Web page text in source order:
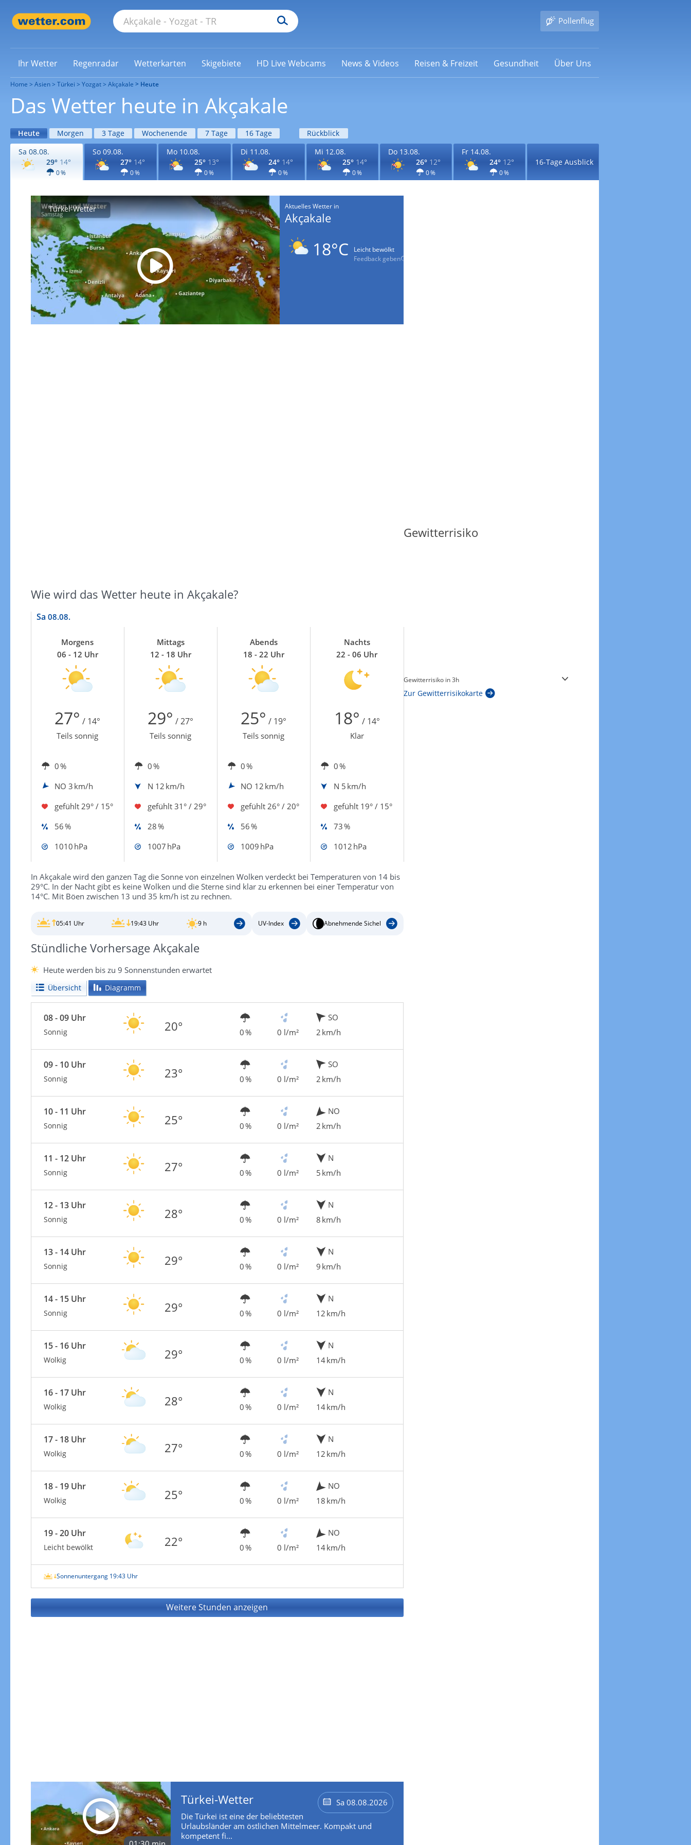
Pollenflug
Ihr Wetter Regenradar Wetterkarten Skigebiete HD Live Webcams News & Videos Reisen & Freizeit Gesundheit Über Uns
Home Asien Türkei Yozgat Akçakale Heute
Das Wetter heute in Akçakale
Heute Morgen 3 Tage Wochenende 7 Tage 16 Tage
Rückblick
Sa 08.08.
29° 14°
0 %
So 09.08.
27° 14°
0 %
Mo 10.08.
25° 13°
0 %
Di 11.08.
24° 14°
0 %
Mi 12.08.
25° 14°
0 %
Do 13.08.
26° 12°
0 %
Fr 14.08.
24° 12°
0 %
16-Tage Ausblick
Türkei-Wetter Aktuelles Wetter in
Akçakale
18°C
Leicht bewölkt
Feedback geben
Wie wird das Wetter heute in Akçakale?
Sa 08.08.
Morgens
06 - 12 Uhr
Mittags
12 - 18 Uhr
Abends
18 - 22 Uhr
Nachts
22 - 06 Uhr
27° / 14° 29° / 27° 25° / 19° 18° / 14°
Teils sonnig Teils sonnig Teils sonnig Klar
0 % 0 % 0 %
0 %
NO 3 km/h N 12 km/h NO 12 km/h N 5 km/h
gefühlt 29° / 15° gefühlt 31° / 29° gefühlt 26° / 20° gefühlt 19° / 15°
56 %
28 % 56 %
73 %
1010 hPa
1007 hPa 1009 hPa 1012 hPa
In Akçakale wird den ganzen Tag die Sonne von einzelnen Wolken verdeckt bei Temperaturen von 14 bis
29°C. In der Nacht gibt es keine Wolken und die Sterne sind klar zu erkennen bei einer Temperatur von
14°C. Mit Böen zwischen 13 und 35 km/h ist zu rechnen.
05:41 Uhr 19:43 Uhr 9 h UV-Index Abnehmende Sichel
Stündliche Vorhersage Akçakale
Heute werden bis zu 9 Sonnenstunden erwartet
Übersicht Diagramm
08 - 09 Uhr
Sonnig 20° 0 % 0 l/m²
SO
2 km/h
09 - 10 Uhr
Sonnig 23° 0 % 0 l/m²
SO
2 km/h
10 - 11 Uhr
Sonnig 25° 0 % 0 l/m²
NO
2 km/h
11 - 12 Uhr
Sonnig 27° 0 % 0 l/m²
N
5 km/h
12 - 13 Uhr
Sonnig 28° 0 % 0 l/m²
N
8 km/h
13 - 14 Uhr
Sonnig 29° 0 % 0 l/m²
N
9 km/h
14 - 15 Uhr
Sonnig 29° 0 % 0 l/m²
N
12 km/h
15 - 16 Uhr
Wolkig 29° 0 % 0 l/m²
N
14 km/h
16 - 17 Uhr
Wolkig 28° 0 % 0 l/m²
N
14 km/h
17 - 18 Uhr
Wolkig 27° 0 % 0 l/m²
N
12 km/h
18 - 19 Uhr
Wolkig 25° 0 % 0 l/m²
NO
18 km/h
19 - 20 Uhr
Leicht bewölkt 22° 0 % 0 l/m²
NO
14 km/h
Sonnenuntergang 19:43 Uhr
Weitere Stunden anzeigen
Sa 08.08.2026
Türkei-Wetter
Die Türkei ist eine der beliebtesten
Urlaubsländer am östlichen Mittelmeer. Kompakt und
kompetent fi...
Windgeschwindigkeiten in 3h
Zur Windgeschwindigkeitenkarte
Sonnenschein heute
Zur Sonnenscheindauerkarte
Gewitterrisiko
Gewitterrisiko in 3h
Zur Gewitterrisikokarte
Windböen heute